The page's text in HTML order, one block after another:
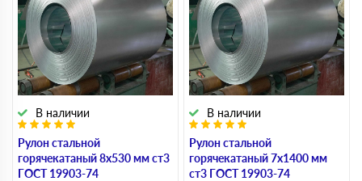
Рулон стальной
горячекатаный 8х530 мм ст3
ГОСТ 19903-74
В наличии
Рулон стальной
горячекатаный 7х1400 мм
ст3 ГОСТ 19903-74
В наличии